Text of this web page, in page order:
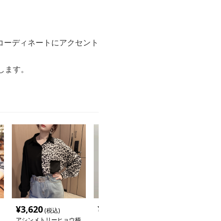
ディネートにアクセント
す。
¥3,620(税込)
¥